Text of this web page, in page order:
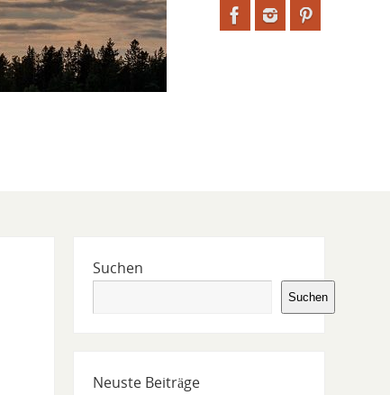
Suchen
Suchen
Neuste Beiträge